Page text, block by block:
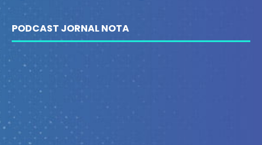
PODCAST JORNAL NOTA